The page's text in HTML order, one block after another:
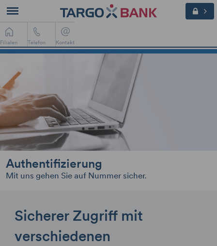
Filialen Telefon Kontakt
Authentifizierung
Mit uns gehen Sie auf Nummer sicher.
Sicherer Zugriff mit
verschiedenen